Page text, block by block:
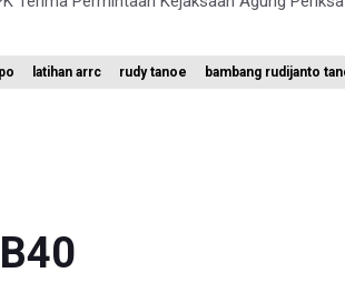
Kembangkan Teknologi Modifikasi Cuaca
latihan arrc rudy tanoe bambang rudijanto